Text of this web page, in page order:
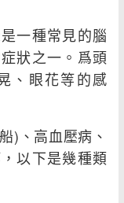
一種常見的腦
狀之一。爲頭
、眼花等的感
、高血壓病、
以下是幾種類